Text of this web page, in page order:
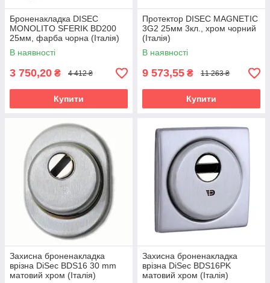
Броненакладка DISEC
MONOLITO SFERIK BD200
25мм, фарба чорна (Італія)
В наявності
3 750,20 ₴ 4 412 ₴
Купити
Протектор DISEC MAGNETIC
3G2 25мм 3кл., хром чорний
(Італія)
В наявності
9 573,55 ₴ 11 263 ₴
Купити
Захисна броненакладка
врізна DiSec ВDS16 30 mm
матовий хром (Італія)
Захисна броненакладка
врізна DiSec ВDS16PK
матовий хром (Італія)